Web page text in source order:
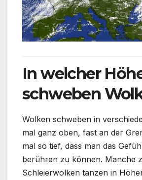
In welcher
schweben
Wolken schweben in
mal ganz oben, fast an der
mal so tief, dass man das
berühren zu können. Manche
Schleierwolken tanzen in